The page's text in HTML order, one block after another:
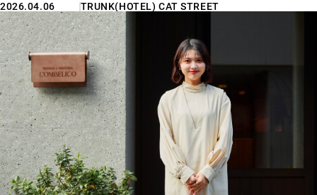
2026.04.06 TRUNK(HOTEL) CAT STREET